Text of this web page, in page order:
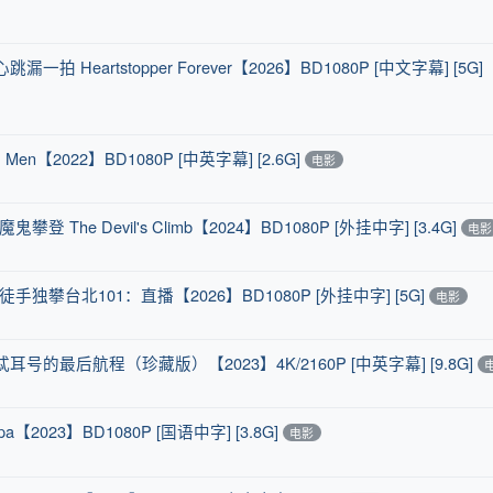
漏一拍 Heartstopper Forever【2026】BD1080P [中文字幕] [5G]
【2022】BD1080P [中英字幕] [2.6G] 电影
鬼攀登 The Devil's Climb【2024】BD1080P [外挂中字] [3.4G] 电影
手独攀台北101：直播【2026】BD1080P [外挂中字] [5G] 电影
号的最后航程（珍藏版）【2023】4K/2160P [中英字幕] [9.8G]
【2023】BD1080P [国语中字] [3.8G] 电影